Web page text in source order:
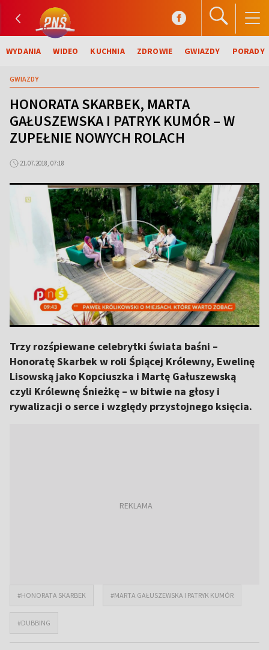
WYDANIA WIDEO KUCHNIA ZDROWIE GWIAZDY PORADY
GWIAZDY
HONORATA SKARBEK, MARTA
GAŁUSZEWSKA I PATRYK KUMÓR – W
ZUPEŁNIE NOWYCH ROLACH
21.07.2018, 07:18
Trzy rozśpiewane celebrytki świata baśni –
Honoratę Skarbek w roli Śpiącej Królewny, Ewelinę
Lisowską jako Kopciuszka i Martę Gałuszewską
czyli Królewnę Śnieżkę – w bitwie na głosy i
rywalizacji o serce i względy przystojnego księcia.
#HONORATA SKARBEK #MARTA GAŁUSZEWSKA I PATRYK KUMÓR
#DUBBING